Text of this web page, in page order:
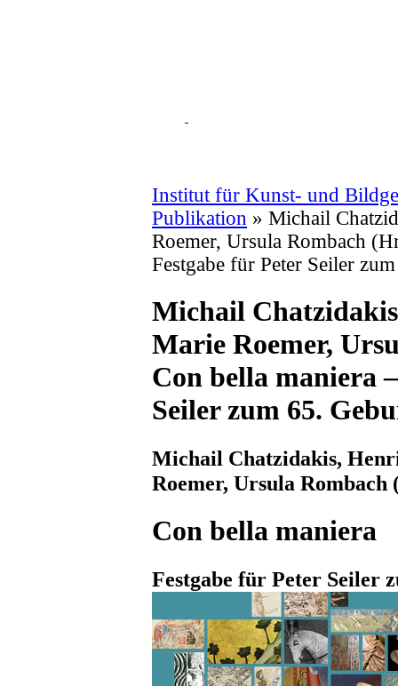
Institut für Kunst- und
Publikation » Michail
Roemer, Ursula Rombach
Festgabe für Peter Seiler
Michail
Marie Roemer,
Con bella maniera
Seiler zum 65.
Michail Chatzidakis,
Roemer, Ursula Rombach
Con bella maniera
Festgabe für Peter Seiler